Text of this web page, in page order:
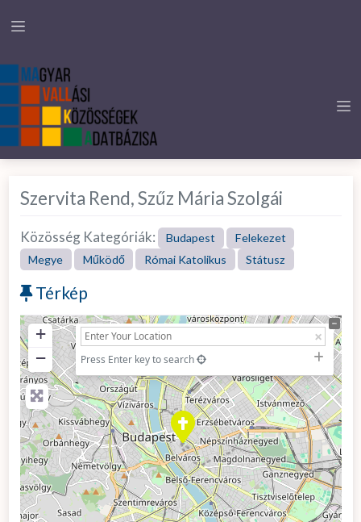
Szervita Rend, Szűz Mária Szolgái
Közösség Kategóriák: Budapest
Felekezet
Megye
Működő Római Katolikus Státusz
Térkép
+
−
Press Enter key to search